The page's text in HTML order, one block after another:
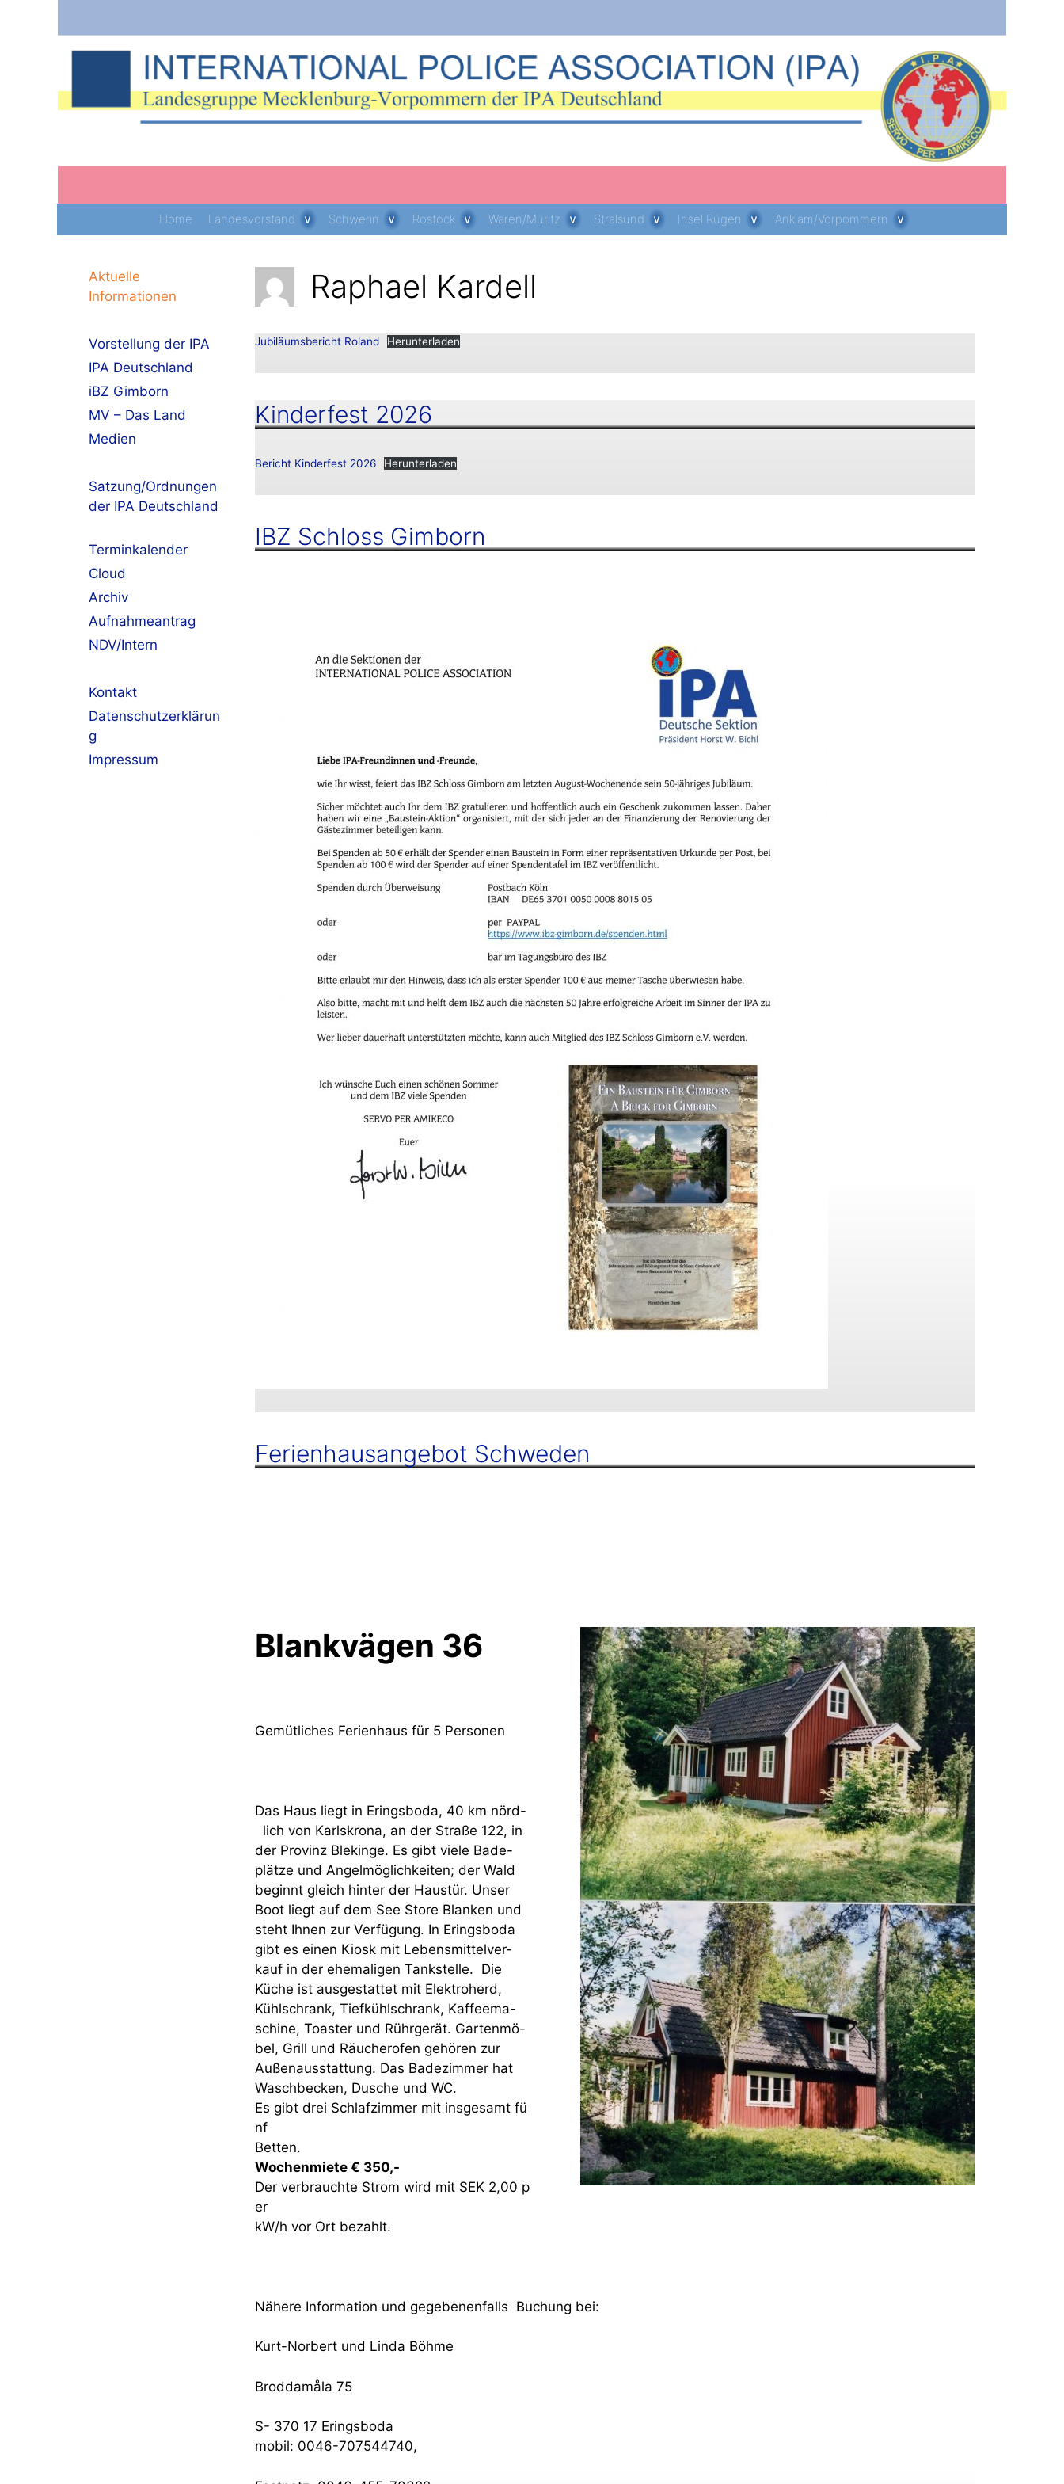
Home Landesvorstand Schwerin Rostock Waren/Müritz Stralsund Insel Rügen Anklam/Vorpommern
Raphael Kardell
Jubiläumsbericht Roland Herunterladen
Kinderfest 2026
Bericht Kinderfest 2026 Herunterladen
IBZ Schloss Gimborn
Ferienhausangebot Schweden
Blankvägen 36
Gemütliches Ferienhaus für 5 Personen
Das Haus liegt in Eringsboda, 40 km nörd-
lich von Karlskrona, an der Straße 122, in
der Provinz Blekinge. Es gibt viele Bade-
plätze und Angelmöglichkeiten; der Wald
beginnt gleich hinter der Haustür. Unser
Boot liegt auf dem See Store Blanken und
steht Ihnen zur Verfügung. In Eringsboda
gibt es einen Kiosk mit Lebensmittelver-
kauf in der ehemaligen Tankstelle. Die
Küche ist ausgestattet mit Elektroherd,
Kühlschrank, Tiefkühlschrank, Kaffeema-
schine, Toaster und Rührgerät. Gartenmö-
bel, Grill und Räucherofen gehören zur
Außenausstattung. Das Badezimmer hat
Waschbecken, Dusche und WC.
Es gibt drei Schlafzimmer mit insgesamt fü
nf
Betten.
Wochenmiete € 350,-
Der verbrauchte Strom wird mit SEK 2,00 p
er
kW/h vor Ort bezahlt.
Nähere Information und gegebenenfalls Buchung bei:
Kurt-Norbert und Linda Böhme
Broddamåla 75
S- 370 17 Eringsboda
mobil: 0046-707544740,
Aktuelle
Informationen
Vorstellung der IPA
IPA Deutschland
iBZ Gimborn
MV – Das Land
Medien
Satzung/Ordnungen
der IPA Deutschland
Terminkalender
Cloud
Archiv
Aufnahmeantrag
NDV/Intern
Kontakt
Datenschutzerklärun
g
Impressum